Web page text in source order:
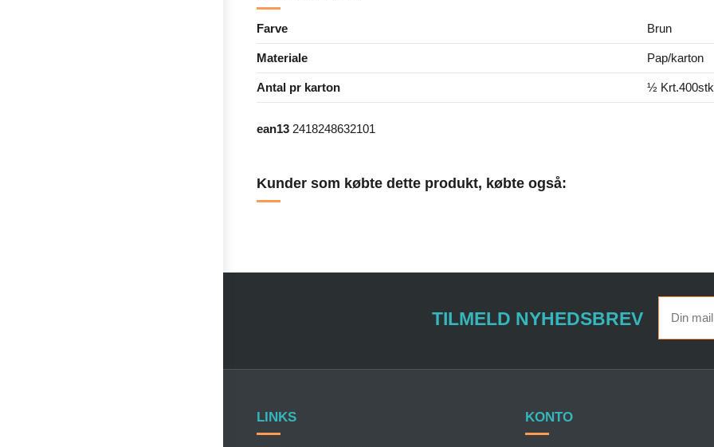
Farve Brun
Materiale Pap/karton
Antal pr karton ½
ean13 2418248632101
Kunder som købte dette produkt, købte også:
TILMELD NYHEDSBREV
LINKS KONTO